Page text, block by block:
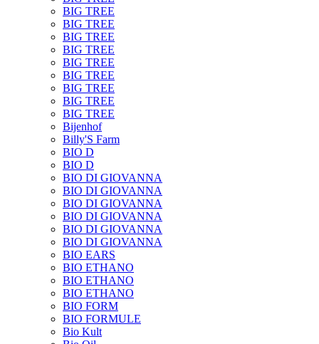
BIG TREE
BIG TREE
BIG TREE
BIG TREE
BIG TREE
BIG TREE
BIG TREE
BIG TREE
BIG TREE
Bijenhof
Billy'S Farm
BIO D
BIO D
BIO DI GIOVANNA
BIO DI GIOVANNA
BIO DI GIOVANNA
BIO DI GIOVANNA
BIO DI GIOVANNA
BIO DI GIOVANNA
BIO EARS
BIO ETHANO
BIO ETHANO
BIO ETHANO
BIO FORM
BIO FORMULE
Bio Kult